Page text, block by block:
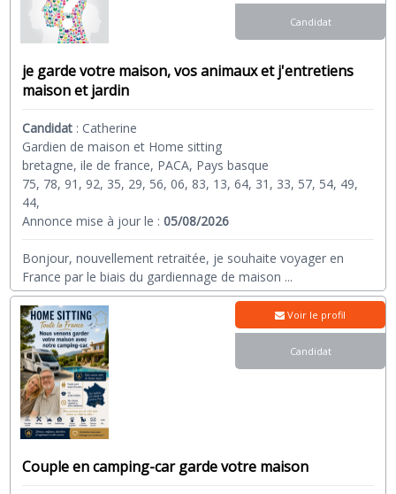
je garde votre maison, vos animaux et j'entretiens
maison et jardin
Candidat : Catherine
Gardien de maison et Home sitting
bretagne, ile de france, PACA, Pays basque
75, 78, 91, 92, 35, 29, 56, 06, 83, 13, 64, 31, 33, 57, 54, 49,
44,
Annonce mise à jour le :05/08/2026
Bonjour, nouvellement retraitée, je souhaite voyager en
France par le biais du gardiennage de maison ...
Candidat
Couple en camping-car garde votre maison
Voir le profil
Candidat